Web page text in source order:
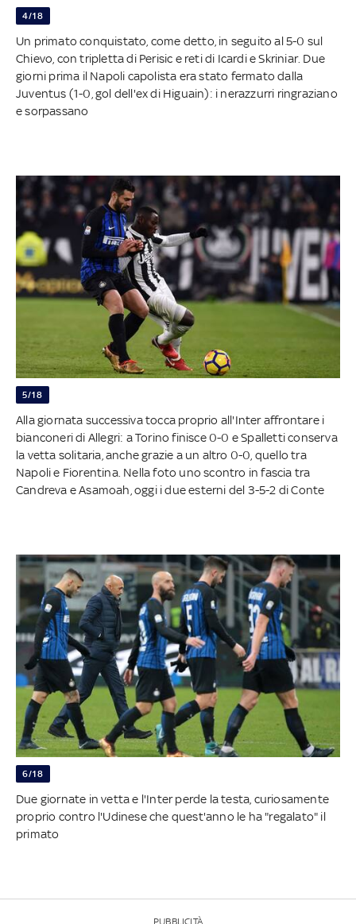
4/18
Un primato conquistato, come detto, in seguito al 5-0 sul
Chievo, con tripletta di Perisic e reti di Icardi e Skriniar. Due
giorni prima il Napoli capolista era stato fermato dalla
Juventus (1-0, gol dell'ex di Higuain): i nerazzurri ringraziano
e sorpassano
5/18
Alla giornata successiva tocca proprio all'Inter affrontare i
bianconeri di Allegri: a Torino finisce 0-0 e Spalletti conserva
la vetta solitaria, anche grazie a un altro 0-0, quello tra
Napoli e Fiorentina. Nella foto uno scontro in fascia tra
Candreva e Asamoah, oggi i due esterni del 3-5-2 di Conte
6/18
Due giornate in vetta e l'Inter perde la testa, curiosamente
proprio contro l'Udinese che quest'anno le ha "regalato" il
primato
PUBBLICITÀ